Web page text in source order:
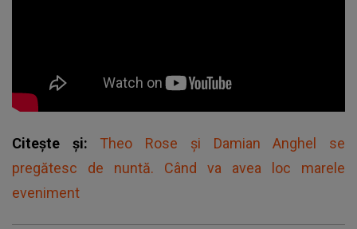
Citește și: Theo Rose și Damian Anghel se
pregătesc de nuntă. Când va avea loc marele
eveniment